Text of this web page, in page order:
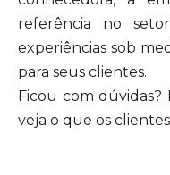
referência no
experiências sob
para seus clientes.
Ficou com
veja o que os